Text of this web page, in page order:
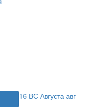
16 ВС Августа авг